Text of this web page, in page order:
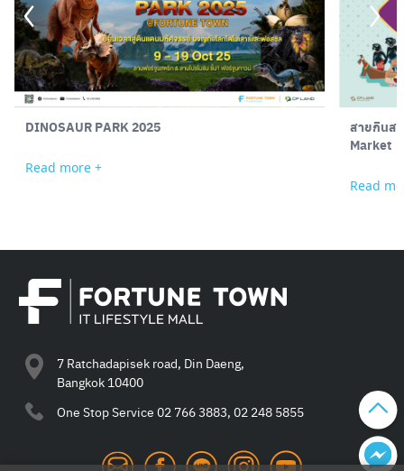
DINOSAUR PARK 2025
Read more +
สายกินส
Market
Read
7 Ratchadapisek road, Din Daeng,
Bangkok 10400
One Stop Service 02 766 3883, 02 248 5855